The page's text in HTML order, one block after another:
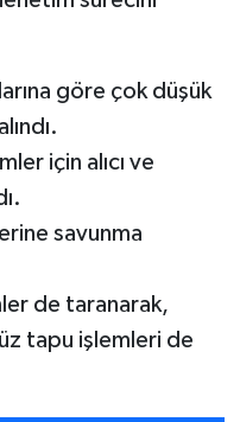
göre çok düşük
için alıcı ve
savunma
de taranarak,
tapu işlemleri de